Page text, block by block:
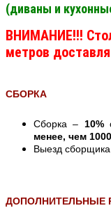
(диваны и
ВНИМАНИЕ!!!
метров
СБОРКА
Сборка – 10%
менее, чем
Выезд сборщика
ДОПОЛНИТЕЛЬНЫЕ